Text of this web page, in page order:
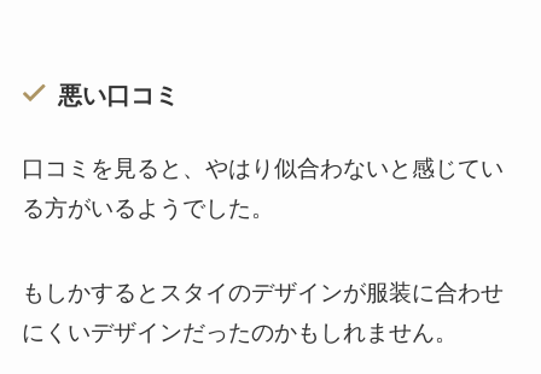
悪い口コミ
口コミを見ると、やはり似合わないと感じてい
る方がいるようでした。
もしかするとスタイのデザインが服装に合わせ
にくいデザインだったのかもしれません。